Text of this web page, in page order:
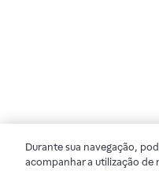
Durante sua navegação,
acompanhar a utilização de